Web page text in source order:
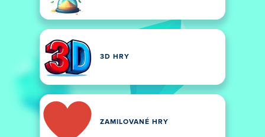
3D HRY
ZAMILOVANÉ HRY